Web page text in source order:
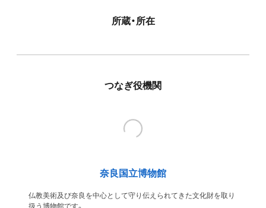
所蔵・所在
つなぎ役機関
奈良国立博物館
仏教美術及び奈良を中心として守り伝えられてきた文化財を取り
扱う博物館です。